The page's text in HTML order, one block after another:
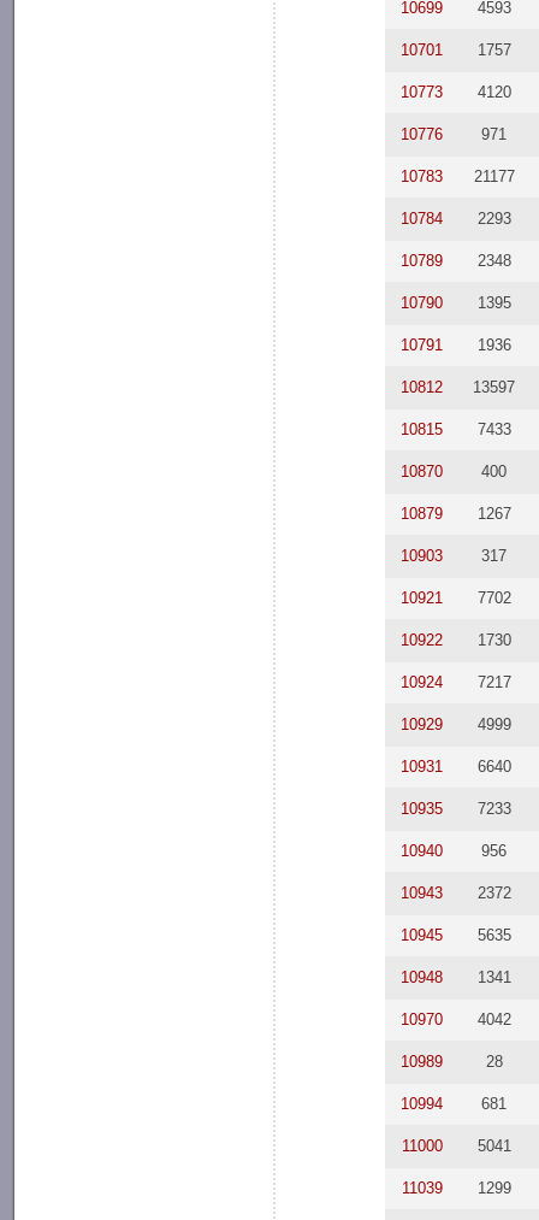
10699 4593
10701 1757
10773 4120
10776 971
10783 21177
10784 2293
10789 2348
10790 1395
10791 1936
10812 13597
10815 7433
10870 400
10879 1267
10903 317
10921 7702
10922 1730
10924 7217
10929 4999
10931 6640
10935 7233
10940 956
10943 2372
10945 5635
10948 1341
10970 4042
10989 28
10994 681
11000 5041
11039 1299